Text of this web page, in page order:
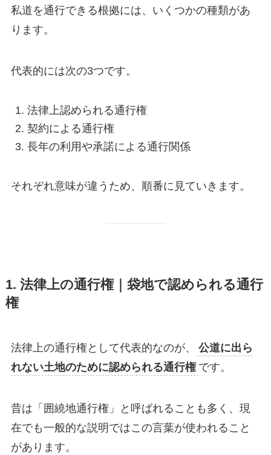
私道を通行できる根拠には、いくつかの種類があ
ります。
代表的には次の3つです。
法律上認められる通行権
契約による通行権
長年の利用や承諾による通行関係
それぞれ意味が違うため、順番に見ていきます。
1. 法律上の通行権｜袋地で認められる通行
権
法律上の通行権として代表的なのが、
公道に出ら
れない土地のために認められる通行権 です。
昔は「囲繞地通行権」と呼ばれることも多く、現
在でも一般的な説明ではこの言葉が使われること
があります。